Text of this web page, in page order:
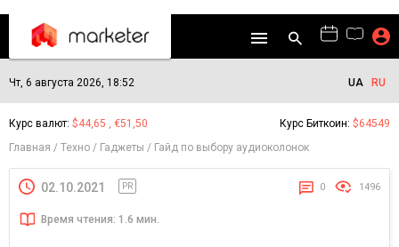
Чт, 6 августа 2026, 18:52 UA RU
Курс валют: $44,65 , €51,50 Курс Биткоин: $64549
Главная
Техно Гаджеты Гайд по выбору аудиоколонок
02.10.2021 PR 0 1496
Время чтения: 1.6 мин.